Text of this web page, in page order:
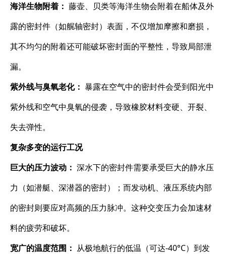
海洋生物附着：​ ​ 藤壶、贝类等海洋生物会附着在船体及外
露的密封件（如艉轴密封）表面，不仅增加摩擦和磨损，
其不均匀的附着还可能破坏密封面的平整性，导致局部泄
漏。
紫外线与臭氧老化：​ ​ 暴露在空气中的密封件会受到阳光中
紫外线和空气中臭氧的侵袭，导致橡胶材料变硬、开裂、
失去弹性。
复杂多变的运行工况
巨大的压力波动：​ ​ 深水下的密封件需要承受巨大的静水压
力（如潜艇、深潜器的密封）；而发动机、液压系统内部
的密封则要应对高频的压力脉冲。这种交变压力会加速材
料的疲劳和破坏。
宽广的温度范围：​ ​ 从极地航行的低温（可达-40°C）到发